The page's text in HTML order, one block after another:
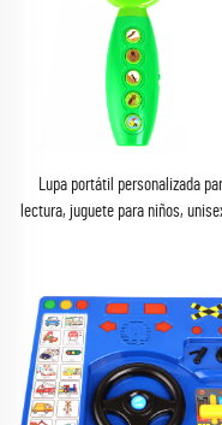
Lupa portátil personalizada
lectura, juguete para niños,